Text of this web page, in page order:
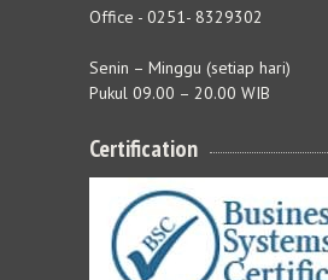
Office - 0251- 8329302
Senin – Minggu (setiap hari)
Pukul 09.00 – 20.00 WIB
Certification